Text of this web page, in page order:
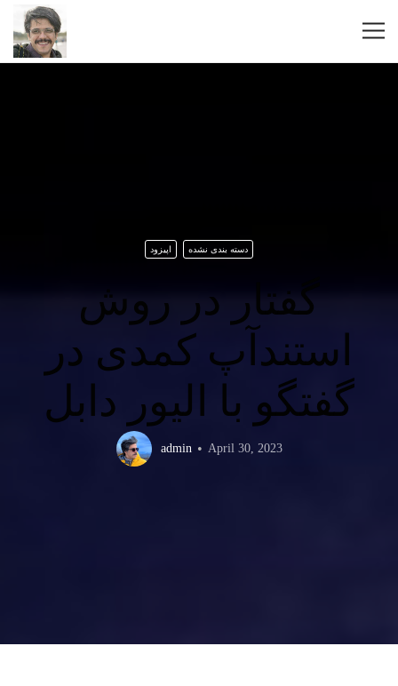
اپیزود دسته بندی نشده
گفتار در روش
استندآپ کمدی در
گفتگو با الیور دابل
admin April 30, 2023